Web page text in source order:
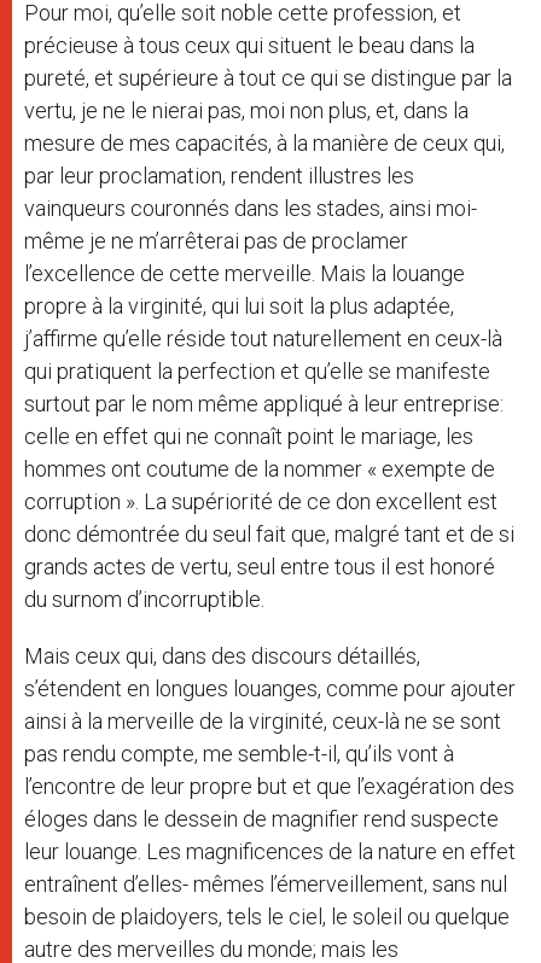
Pour moi, qu’elle soit noble cette profession, et
précieuse à tous ceux qui situent le beau dans la
pureté, et supérieure à tout ce qui se distingue par la
vertu, je ne le nierai pas, moi non plus, et, dans la
mesure de mes capacités, à la manière de ceux qui,
par leur proclamation, rendent illustres les
vainqueurs couronnés dans les stades, ainsi moi-
même je ne m’arrêterai pas de proclamer
l’excellence de cette merveille. Mais la louange
propre à la virginité, qui lui soit la plus adaptée,
j’affirme qu’elle réside tout naturellement en ceux-là
qui pratiquent la perfection et qu’elle se manifeste
surtout par le nom même appliqué à leur entreprise:
celle en effet qui ne connaît point le mariage, les
hommes ont coutume de la nommer « exempte de
corruption ». La supériorité de ce don excellent est
donc démontrée du seul fait que, malgré tant et de si
grands actes de vertu, seul entre tous il est honoré
du surnom d’incorruptible.
Mais ceux qui, dans des discours détaillés,
s’étendent en longues louanges, comme pour ajouter
ainsi à la merveille de la virginité, ceux-là ne se sont
pas rendu compte, me semble-t-il, qu’ils vont à
l’encontre de leur propre but et que l’exagération des
éloges dans le dessein de magnifier rend suspecte
leur louange. Les magnificences de la nature en effet
entraînent d’elles- mêmes l’émerveillement, sans nul
besoin de plaidoyers, tels le ciel, le soleil ou quelque
autre des merveilles du monde; mais les